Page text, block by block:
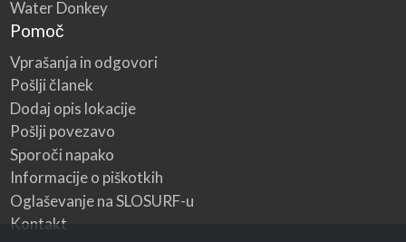
Water Donkey
Pomoč
Vprašanja in odgovori
Pošlji članek
Dodaj opis lokacije
Pošlji povezavo
Sporoči napako
Informacije o piškotkih
Oglaševanje na SLOSURF-u
Kontakt